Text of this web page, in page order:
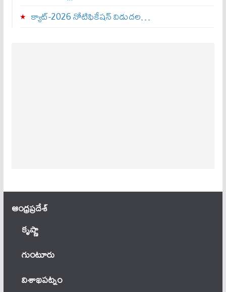
క్యాట్-2026 నోటిఫికేషన్ విడుదల…
ఆంధ్ర‌ప్ర‌దేశ్
కృష్ణా
గుంటూరు
విశాఖపట్నం